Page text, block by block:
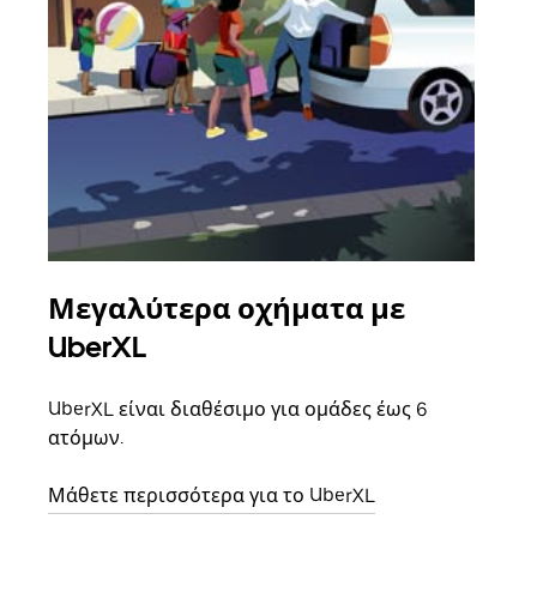
Μεγαλύτερα οχήματα με
UberXL
UberXL είναι διαθέσιμο για ομάδες έως 6
ατόμων.
Μάθετε περισσότερα για το UberXL